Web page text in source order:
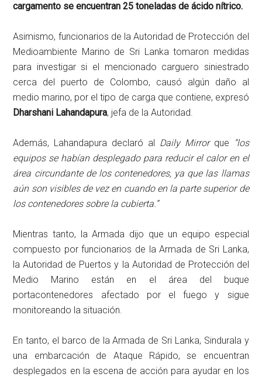
cargamento se encuentran 25 toneladas de ácido nítrico.
Asimismo, funcionarios de la Autoridad de Protección del
Medioambiente Marino de Sri Lanka tomaron medidas
para investigar si el mencionado carguero siniestrado
cerca del puerto de Colombo, causó algún daño al
medio marino, por el tipo de carga que contiene, expresó
Dharshani Lahandapura, jefa de la Autoridad.
Además, Lahandapura declaró al Daily Mirror que
“los
equipos se habían desplegado para reducir el calor en el
área circundante de los contenedores, ya que las llamas
aún son visibles de vez en cuando en la parte superior de
los contenedores sobre la cubierta.”
Mientras tanto, la Armada dijo que un equipo especial
compuesto por funcionarios de la Armada de Sri Lanka,
la Autoridad de Puertos y la Autoridad de Protección del
Medio Marino están en el área del buque
portacontenedores afectado por el fuego y sigue
monitoreando la situación.
En tanto, el barco de la Armada de Sri Lanka, Sindurala y
una embarcación de Ataque Rápido, se encuentran
desplegados en la escena de acción para ayudar en los